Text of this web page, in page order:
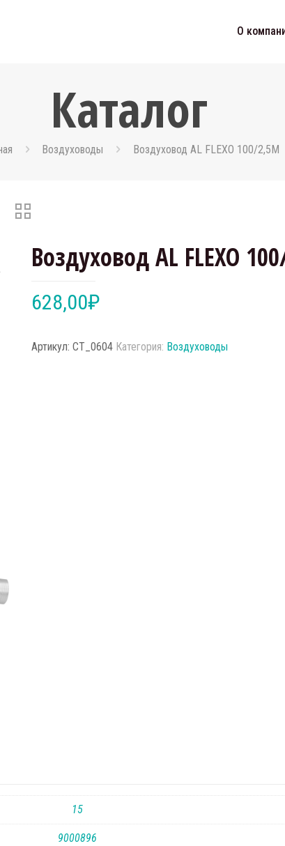
О
Каталог
Воздуховоды Воздуховод AL FLEXO 100/2,5M
Воздуховод AL FLEXO
628,00₽
Артикул:CT_0604 Категория: Воздуховоды
15
9000896